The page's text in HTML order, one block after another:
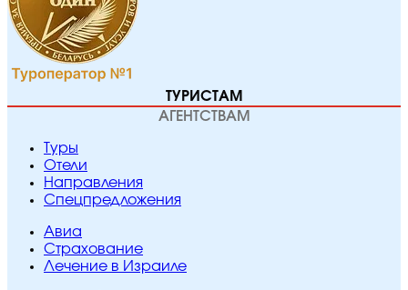
ТУРИСТАМ
АГЕНТСТВАМ
Туры
Отели
Направления
Спецпредложения
Авиа
Страхование
Лечение в Израиле